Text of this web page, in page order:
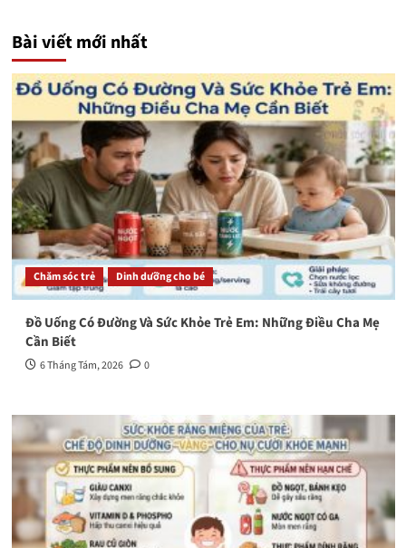
Bài viết mới nhất
Chăm sóc trẻ Dinh dưỡng cho bé
Đồ Uống Có Đường Và Sức Khỏe Trẻ Em: Những Điều Cha Mẹ
Cần Biết
6 Tháng Tám, 2026 0